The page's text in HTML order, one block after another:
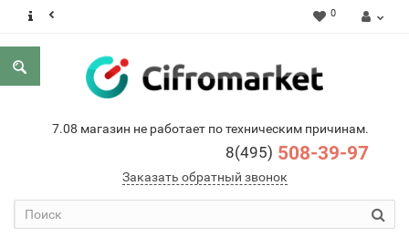
0
7.08 магазин не работает по техническим причинам.
8(495) 508-39-97
Заказать обратный звонок